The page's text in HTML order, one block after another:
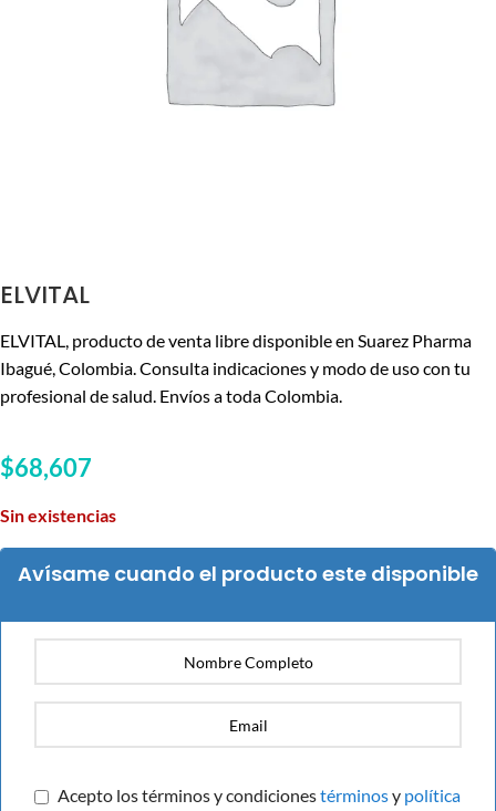
ELVITAL
ELVITAL, producto de venta libre disponible en Suarez Pharma
Ibagué, Colombia. Consulta indicaciones y modo de uso con tu
profesional de salud. Envíos a toda Colombia.
$68,607
Sin existencias
Avísame cuando el producto este disponible
Acepto los términos y condicionestérminosy política